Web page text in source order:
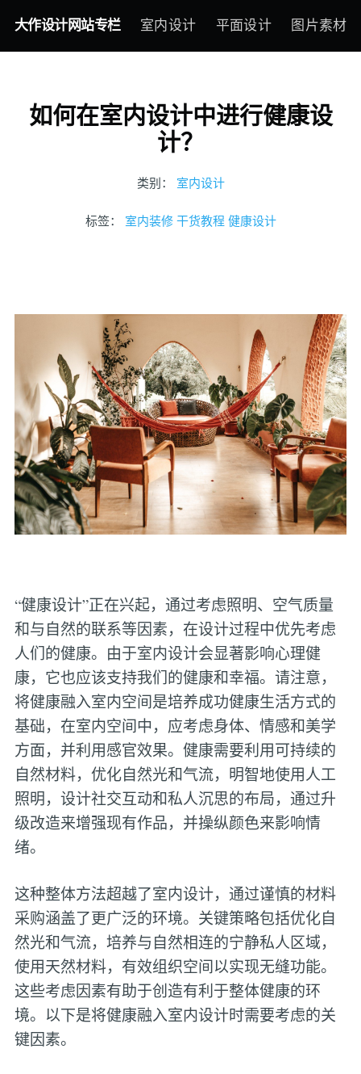
大作设计网站专栏 室内设计 平面设计 图片素材
如何在室内设计中进行健康设
计？
类别： 室内设计
标签： 室内装修 干货教程 健康设计
“健康设计”正在兴起，通过考虑照明、空气质量
和与自然的联系等因素，在设计过程中优先考虑
人们的健康。由于室内设计会显著影响心理健
康，它也应该支持我们的健康和幸福。请注意，
将健康融入室内空间是培养成功健康生活方式的
基础，在室内空间中，应考虑身体、情感和美学
方面，并利用感官效果。健康需要利用可持续的
自然材料，优化自然光和气流，明智地使用人工
照明，设计社交互动和私人沉思的布局，通过升
级改造来增强现有作品，并操纵颜色来影响情
绪。
这种整体方法超越了室内设计，通过谨慎的材料
采购涵盖了更广泛的环境。关键策略包括优化自
然光和气流，培养与自然相连的宁静私人区域，
使用天然材料，有效组织空间以实现无缝功能。
这些考虑因素有助于创造有利于整体健康的环
境。以下是将健康融入室内设计时需要考虑的关
键因素。